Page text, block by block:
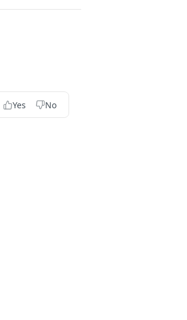
Yes No